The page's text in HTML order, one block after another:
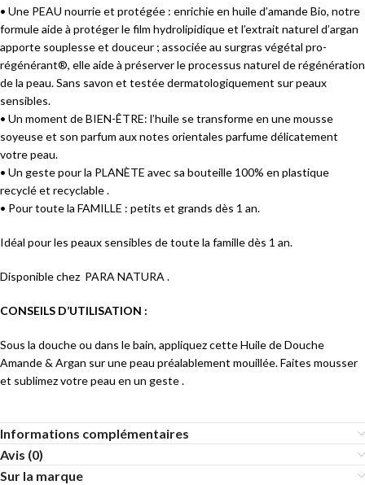
• Une PEAU nourrie et protégée : enrichie en huile d’amande Bio, notre
formule aide à protéger le film hydrolipidique et l’extrait naturel d’argan
apporte souplesse et douceur ; associée au surgras végétal pro-
régénérant®, elle aide à préserver le processus naturel de régénération
de la peau. Sans savon et testée dermatologiquement sur peaux
sensibles.
• Un moment de BIEN-ÊTRE: l’huile se transforme en une mousse
soyeuse et son parfum aux notes orientales parfume délicatement
votre peau.
• Un geste pour la PLANÈTE avec sa bouteille 100% en plastique
recyclé et recyclable .
• Pour toute la FAMILLE : petits et grands dès 1 an.
Idéal pour les peaux sensibles de toute la famille dès 1 an.
Disponible chez PARA NATURA .
CONSEILS D’UTILISATION :
Sous la douche ou dans le bain, appliquez cette Huile de Douche
Amande & Argan sur une peau préalablement mouillée. Faites mousser
et sublimez votre peau en un geste .
Informations complémentaires
Avis (0)
Sur la marque